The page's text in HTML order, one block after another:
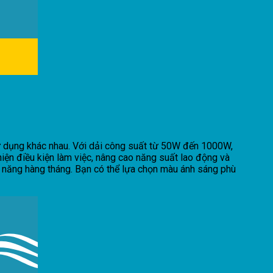
khác nhau. Với dải công suất từ 50W đến 1000W,
điều kiện làm việc, nâng cao năng suất lao động và
hàng tháng. Bạn có thể lựa chọn màu ánh sáng phù